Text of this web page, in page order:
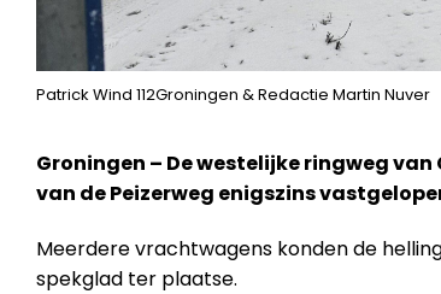
Patrick Wind 112Groningen & Redactie Martin Nuver
Groningen – De westelijke ringweg
van de Peizerweg enigszins
Meerdere vrachtwagens konden de
spekglad ter plaatse.